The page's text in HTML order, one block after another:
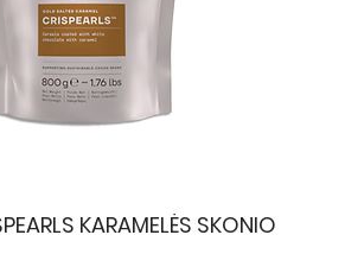
KARAMELĖS SKONIO